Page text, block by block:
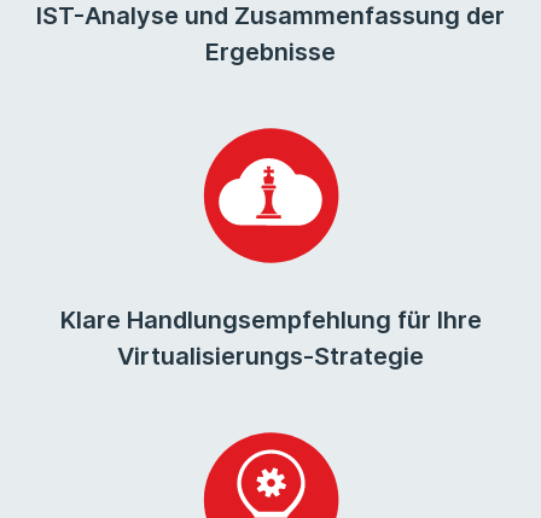
IST-Analyse und Zusammenfassung der
Ergebnisse
Klare Handlungsempfehlung für Ihre
Virtualisierungs-Strategie